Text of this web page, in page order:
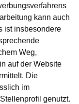
kann auch
ist insbesondere
Weg,
auf der Website
Die
im
genutzt.